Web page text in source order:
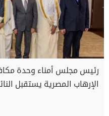
رئيس مجلس أمناء وحدة
الإرهاب المصرية يستقبل